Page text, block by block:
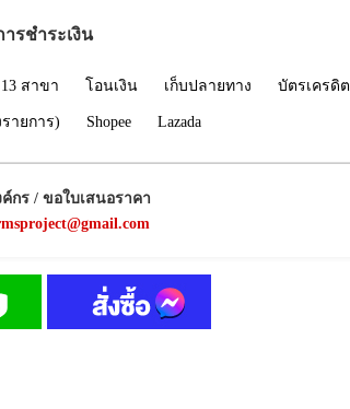
รชำระเงิน
สาขา โอนเงิน เก็บปลายทาง บัตรเครดิต
ายการ) Shopee Lazada
กร / ขอใบเสนอราคา